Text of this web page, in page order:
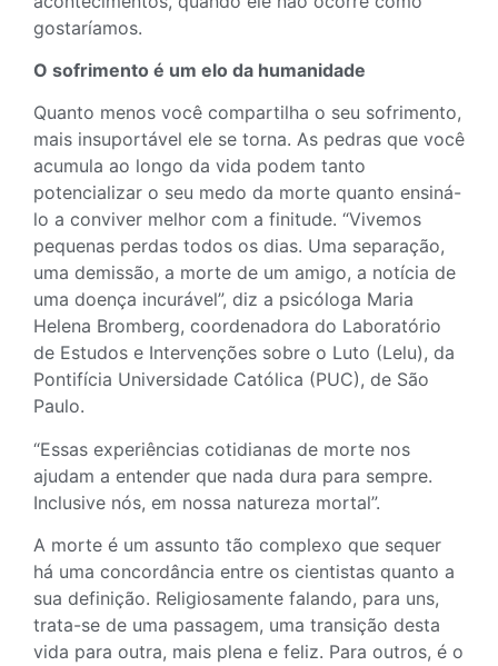
gostaríamos.
O sofrimento é um elo da humanidade
Quanto menos você compartilha o seu sofrimento,
mais insuportável ele se torna. As pedras que você
acumula ao longo da vida podem tanto
potencializar o seu medo da morte quanto ensiná-
lo a conviver melhor com a finitude. “Vivemos
pequenas perdas todos os dias. Uma separação,
uma demissão, a morte de um amigo, a notícia de
uma doença incurável”, diz a psicóloga Maria
Helena Bromberg, coordenadora do Laboratório
de Estudos e Intervenções sobre o Luto (Lelu), da
Pontifícia Universidade Católica (PUC), de São
Paulo.
“Essas experiências cotidianas de morte nos
ajudam a entender que nada dura para sempre.
Inclusive nós, em nossa natureza mortal”.
A morte é um assunto tão complexo que sequer
há uma concordância entre os cientistas quanto a
sua definição. Religiosamente falando, para uns,
trata-se de uma passagem, uma transição desta
vida para outra, mais plena e feliz. Para outros, é o